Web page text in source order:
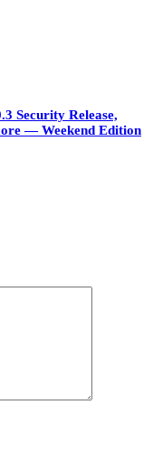
Security Release,
— Weekend Edition